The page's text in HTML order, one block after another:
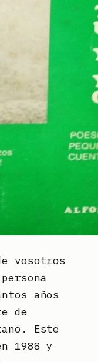
vosotros
años
de
Este
1988 y